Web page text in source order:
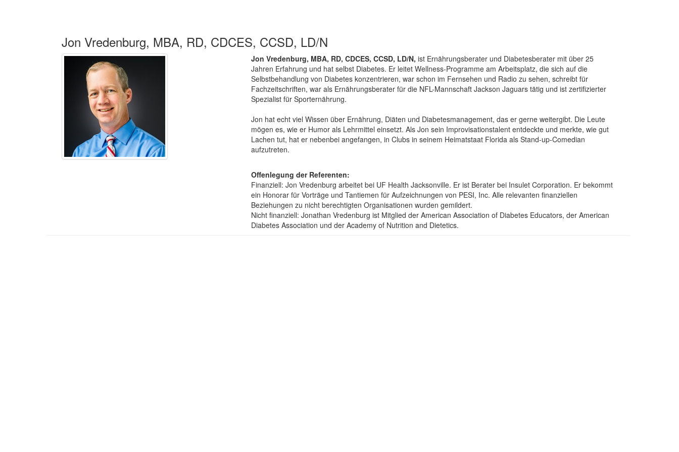
Jon Vredenburg, MBA, RD, CDCES, CCSD, LD/N
Jon Vredenburg, MBA, RD, CDCES, CCSD, LD/N, ist Ernährungsberater und Diabetesberater mit über 25
Jahren Erfahrung und hat selbst Diabetes. Er leitet Wellness-Programme am Arbeitsplatz, die sich auf die
Selbstbehandlung von Diabetes konzentrieren, war schon im Fernsehen und Radio zu sehen, schreibt für
Fachzeitschriften, war als Ernährungsberater für die NFL-Mannschaft Jackson Jaguars tätig und ist zertifizierter
Spezialist für Sporternährung.
Jon hat echt viel Wissen über Ernährung, Diäten und Diabetesmanagement, das er gerne weitergibt. Die Leute
mögen es, wie er Humor als Lehrmittel einsetzt. Als Jon sein Improvisationstalent entdeckte und merkte, wie gut
Lachen tut, hat er nebenbei angefangen, in Clubs in seinem Heimatstaat Florida als Stand-up-Comedian
aufzutreten.
Offenlegung der Referenten:
Finanziell: Jon Vredenburg arbeitet bei UF Health Jacksonville. Er ist Berater bei Insulet Corporation. Er bekommt
ein Honorar für Vorträge und Tantiemen für Aufzeichnungen von PESI, Inc. Alle relevanten finanziellen
Beziehungen zu nicht berechtigten Organisationen wurden gemildert.
Nicht finanziell: Jonathan Vredenburg ist Mitglied der American Association of Diabetes Educators, der American
Diabetes Association und der Academy of Nutrition and Dietetics.